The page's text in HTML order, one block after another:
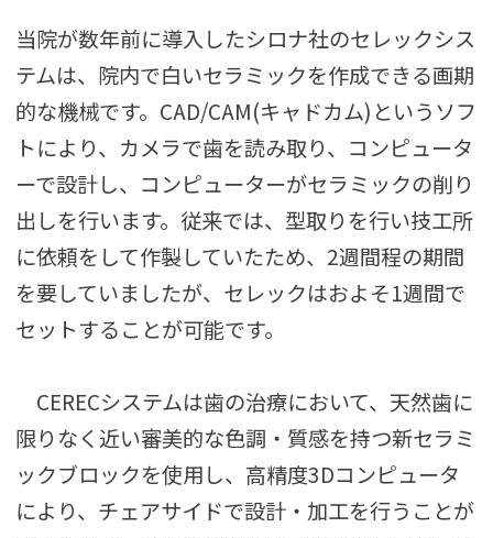
当院が数年前に導入したシロナ社のセレックシス
テムは、院内で白いセラミックを作成できる画期
的な機械です。CAD/CAM(キャドカム)というソフ
トにより、カメラで歯を読み取り、コンピュータ
ーで設計し、コンピューターがセラミックの削り
出しを行います。従来では、型取りを行い技工所
に依頼をして作製していたため、2週間程の期間
を要していましたが、セレックはおよそ1週間で
セットすることが可能です。
CERECシステムは歯の治療において、天然歯に
限りなく近い審美的な色調・質感を持つ新セラミ
ックブロックを使用し、高精度3Dコンピュータ
により、チェアサイドで設計・加工を行うことが